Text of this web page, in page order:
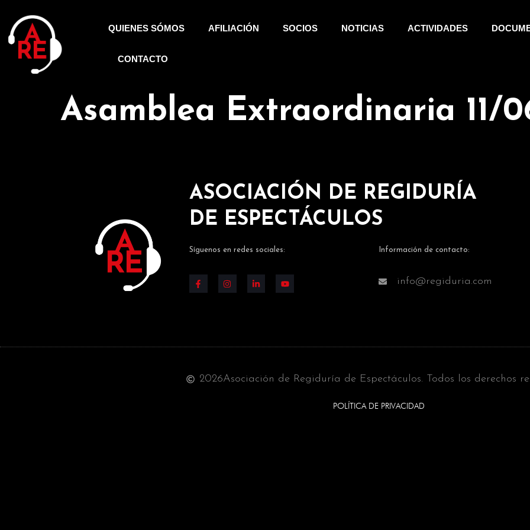
QUIENES SÓMOS AFILIACIÓN SOCIOS NOTICIAS ACTIVIDADES
CONTACTO
Asamblea Extraordinaria 11/
ASOCIACIÓN DE REGIDURÍA
DE ESPECTÁCULOS
Síguenos en redes sociales: Información de contacto:
info@regiduria.com
2026Asociación de Regiduría de Espectáculos. Todos los derechos
POLÍTICA DE PRIVACIDAD